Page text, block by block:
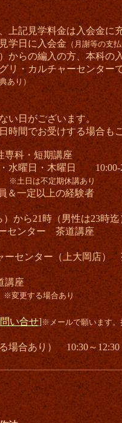
記見学料金は入会金に
学日に入会金（月謝等の支
らの編入の方、本科の
・カルチャーセンター
あり）
日がございます。
でお受けする場合も
科・短期講座
日・木曜日 10:00-
※土日は不定期休講あり
一定以上の経験者
21時（男性は23時迄
ンター 茶道講座
センター（上大岡店）
講座
※変更する場合あり
問い合せ]※メールで願います。
合あり） 10:30～12:30